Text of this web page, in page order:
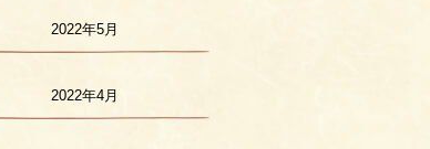
2022年5月
2022年4月